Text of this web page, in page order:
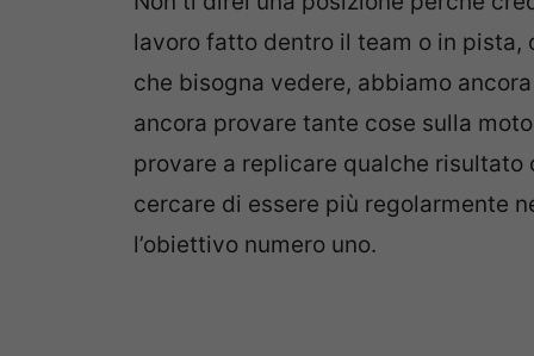
lavoro fatto dentro il team o in pista,
che bisogna vedere, abbiamo
ancora provare tante cose sulla
provare a replicare qualche risultato
cercare di essere più regolarmente
l’obiettivo numero uno.